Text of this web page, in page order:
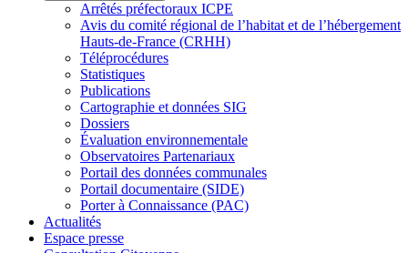
Arrêtés préfectoraux ICPE
Avis du comité régional de l’habitat et de l’hébergement
Hauts-de-France (CRHH)
Téléprocédures
Statistiques
Publications
Cartographie et données SIG
Dossiers
Évaluation environnementale
Observatoires Partenariaux
Portail des données communales
Portail documentaire (SIDE)
Porter à Connaissance (PAC)
Actualités
Espace presse